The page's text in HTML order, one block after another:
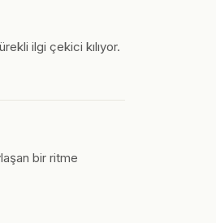
ilgi çekici kılıyor.
bir ritme